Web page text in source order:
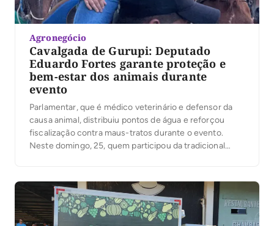
Agronegócio
Cavalgada de Gurupi: Deputado
Eduardo Fortes garante proteção e
bem-estar dos animais durante
evento
Parlamentar, que é médico veterinário e defensor da
causa animal, distribuiu pontos de água e reforçou
fiscalização contra maus-tratos durante o evento.
Neste domingo, 25, quem participou da tradicional
estadual Eduardo Fortes, defensor da causa animal,
esteve na linha de frente […]